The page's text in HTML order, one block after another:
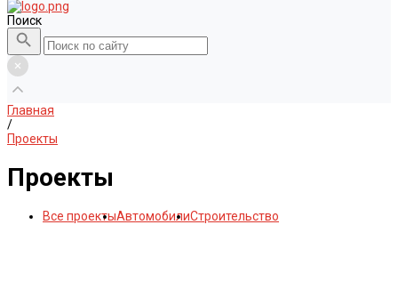
Поиск
Главная
/
Проекты
Проекты
Все проектыАвтомобилиСтроительство